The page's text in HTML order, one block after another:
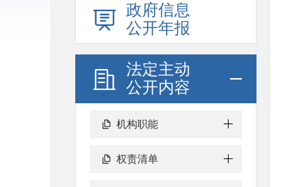
政府信息
公开年报
法定主动
公开内容
机构职能
权责清单